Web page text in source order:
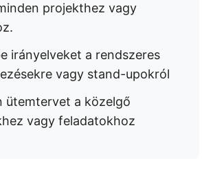
projekthez vagy
irányelveket a rendszeres
vagy stand-upokról
ütemtervet a közelgő
vagy feladatokhoz